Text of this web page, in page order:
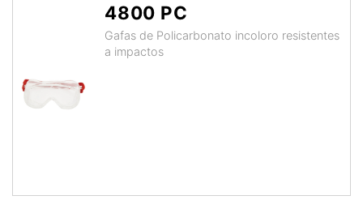
4800 PC
Gafas de Policarbonato incoloro resistentes
a impactos